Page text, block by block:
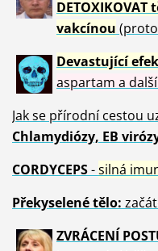
DETOXIKOVAT
vakcínou
Devastující
aspartam a
Jak se přírodní cestou
Chlamydiózy, EB
CORDYCEPS-silná
Překyselené tělo:
ZVRÁCENÍ